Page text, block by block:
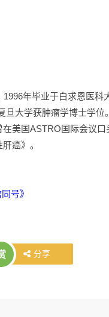
年毕业于白求恩医科
旦大学获肿瘤学博士学
美国ASTRO国际会议口
癌》。
号》
分享